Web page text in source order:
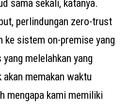
sama sekali, katanya.
perlindungan zero-trust
ke sistem on-premise yang
melelahkan yang
akan memakan waktu
mengapa kami memiliki